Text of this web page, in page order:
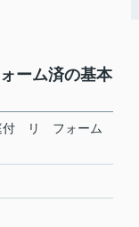
ーム済の基本
付 リ フォーム